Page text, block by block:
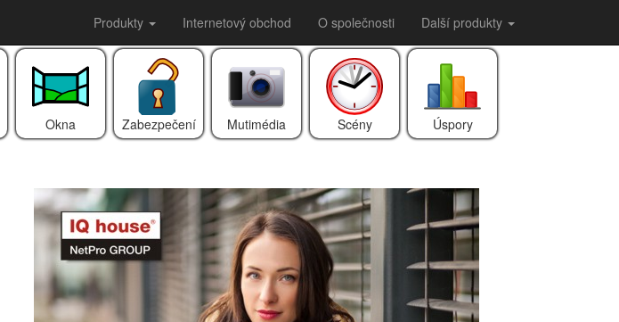
Produkty Internetový obchod O společnosti Další produkty
Okna Zabezpečení Mutimédia Scény Úspory